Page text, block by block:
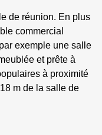
de réunion. En plus
commercial
exemple une salle
et prête à
à proximité
m de la salle de